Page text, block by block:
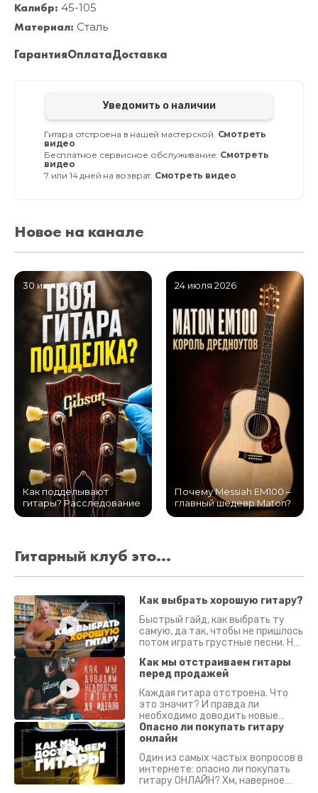
Калибр: 45-105
Материал: Сталь
ГарантияОплатаДоставка
Уведомить о наличии
Гитара отстроена в нашей мастерской. Смотреть
видео
Бесплатное сервисное обслуживание. Смотреть
видео
7 или 14 дней на возврат. Смотреть видео
Новое на канале
30 июля 2026
Как подделывают
гитары? Расследование
24 июля 2026
Почему Messiah EM100 –
главный шедевр Maton?
Гитарный клуб это...
Как выбрать хорошую гитару?
Быстрый гайд, как выбрать ту
самую, да так, чтобы не пришлось
потом играть грустные песни. На
Как мы отстраиваем гитары
перед продажей
Каждая гитара отстроена. Что
это значит? И правда ли
необходимо доводить новые
гитары? Если кратко - да.
Подробно - в видео :)
Опасно ли покупать гитару
онлайн
Один из самых частых вопросов в
интернете: опасно ли покупать
гитару ОНЛАЙН? Хм, наверное